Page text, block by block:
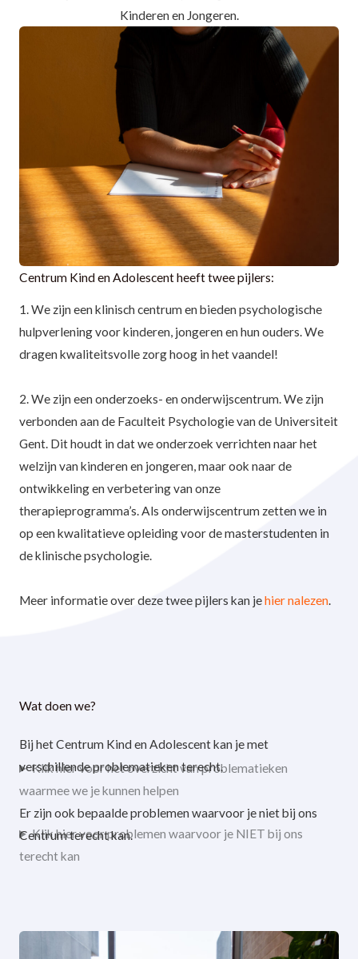
Kinderen en Jongeren.
Centrum Kind en Adolescent heeft twee pijlers:
1. We zijn een klinisch centrum en bieden psychologische
hulpverlening voor kinderen, jongeren en hun ouders. We
dragen kwaliteitsvolle zorg hoog in het vaandel!
2. We zijn een onderzoeks- en onderwijscentrum. We zijn
verbonden aan de Faculteit Psychologie van de Universiteit
Gent. Dit houdt in dat we onderzoek verrichten naar het
welzijn van kinderen en jongeren, maar ook naar de
ontwikkeling en verbetering van onze
therapieprogramma’s. Als onderwijscentrum zetten we in
op een kwalitatieve opleiding voor de masterstudenten in
de klinische psychologie.
Meer informatie over deze twee pijlers kan jehiernalezen.
Wat doen we?
Bij het Centrum Kind en Adolescent kan je met
verschillende problematieken terecht.
Klik hier voor het overzicht van problematieken
waarmee we je kunnen helpen
Er zijn ook bepaalde problemen waarvoor je niet bij ons
Centrum terecht kan.
Klik hier voor problemen waarvoor je NIET bij ons
terecht kan